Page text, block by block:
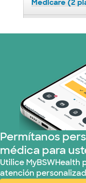
Medicare (2
Prism Electric
Plan de
United
Permítanos
médica para
Utilice
atención